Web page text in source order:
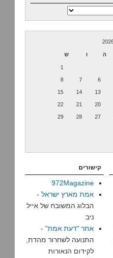
ה ו ש
1
6
7
8
13
14
15
20
21
22
27
28
29
קישורים
972Magazine
אמת מארץ ישראל -
הבלוג המשובח של אייל
ניב
אתר "דעת אמת" -
התנועה לשחרור מהדת,
לקידום הנאורות